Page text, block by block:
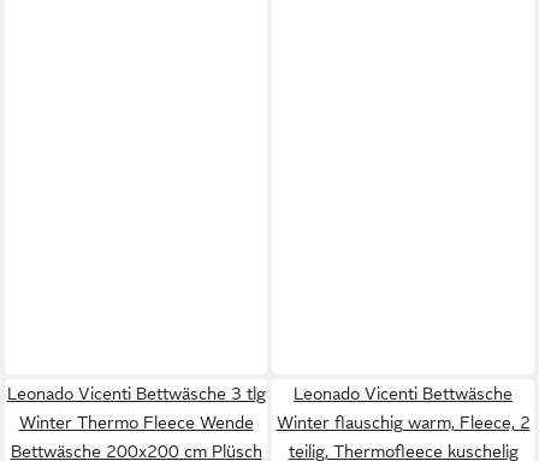
Leonado Vicenti Bettwäsche 3 tlg
Winter Thermo Fleece Wende
Bettwäsche 200x200 cm Plüsch
Leonado Vicenti Bettwäsche
Winter flauschig warm, Fleece, 2
teilig, Thermofleece kuschelig